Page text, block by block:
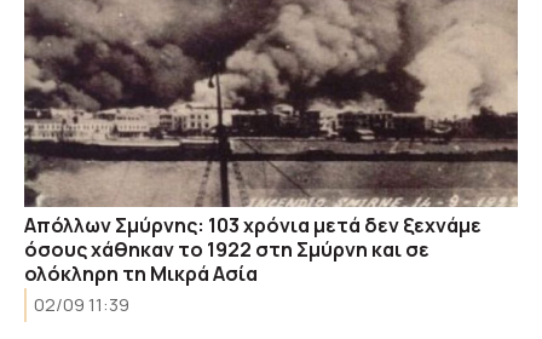
Απόλλων Σμύρνης: 103 χρόνια μετά δεν ξεχνάμε
όσους χάθηκαν το 1922 στη Σμύρνη και σε
ολόκληρη τη Μικρά Ασία
02/09 11:39